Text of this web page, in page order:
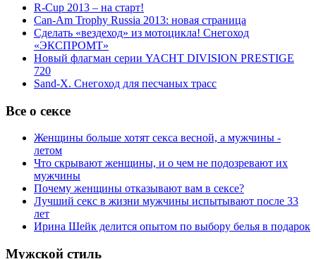
R-Cup 2013 – на старт!
Can-Am Trophy Russia 2013: новая страница
Сделать «вездеход» из мотоцикла! Снегоход
«ЭКСПРОМТ»
Новый флагман серии YACHT DIVISION PRESTIGE
720
Sand-X. Снегоход для песчаных трасс
Все о сексе
Женщины больше хотят секса весной, а мужчины -
летом
Что скрывают женщины, и о чем не подозревают их
мужчины
Почему женщины отказывают вам в сексе?
Лучший секс в жизни мужчины испытывают после 33
лет
Ирина Шейк делится опытом по выбору белья в подарок
Мужской стиль